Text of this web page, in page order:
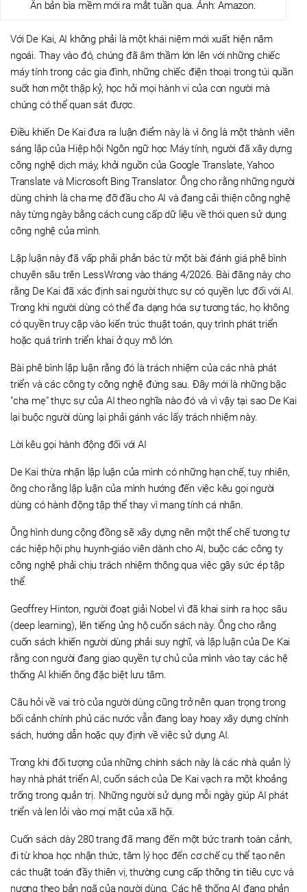
Ấn bản bìa mềm mới ra mắt tuần qua. Ảnh: Amazon.
Với De Kai, AI không phải là một khái niệm mới xuất hiện năm
ngoái. Thay vào đó, chúng đã âm thầm lớn lên với những chiếc
máy tính trong các gia đình, những chiếc điện thoại trong túi quần
suốt hơn một thập kỷ, học hỏi mọi hành vi của con người mà
chúng có thể quan sát được.
Điều khiến De Kai đưa ra luận điểm này là vì ông là một thành viên
sáng lập của Hiệp hội Ngôn ngữ học Máy tính, người đã xây dựng
công nghệ dịch máy, khởi nguồn của Google Translate, Yahoo
Translate và Microsoft Bing Translator. Ông cho rằng những người
dùng chính là cha mẹ đỡ đầu cho AI và đang cải thiện công nghệ
này từng ngày bằng cách cung cấp dữ liệu về thói quen sử dụng
công nghệ của mình.
Lập luận này đã vấp phải phản bác từ một bài đánh giá phê bình
chuyên sâu trên LessWrong vào tháng 4/2026. Bài đăng này cho
rằng De Kai đã xác định sai người thực sự có quyền lực đối với AI.
Trong khi người dùng có thể đa dạng hóa sự tương tác, họ không
có quyền truy cập vào kiến ​​trúc thuật toán, quy trình phát triển
hoặc quá trình triển khai ở quy mô lớn.
Bài phê bình lập luận rằng đó là trách nhiệm của các nhà phát
triển và các công ty công nghệ đứng sau. Đây mới là những bậc
"cha mẹ" thực sự của AI theo nghĩa nào đó và vì vậy tại sao De Kai
lại buộc người dùng lại phải gánh vác lấy trách nhiệm này.
Lời kêu gọi hành động đối với AI
De Kai thừa nhận lập luận của mình có những hạn chế, tuy nhiên,
ông cho rằng lập luận của mình hướng đến việc kêu gọi người
dùng có hành động tập thể thay vì mang tính cá nhân.
Ông hình dung cộng đồng sẽ xây dựng nên một thể chế tương tự
các hiệp hội phụ huynh-giáo viên dành cho AI, buộc các công ty
công nghệ phải chịu trách nhiệm thông qua việc gây sức ép tập
thể.
Geoffrey Hinton, người đoạt giải Nobel vì đã khai sinh ra học sâu
(deep learning), lên tiếng ủng hộ cuốn sách này. Ông cho rằng
cuốn sách khiến người dùng phải suy nghĩ, và lập luận của De Kai
rằng con người đang giao quyền tự chủ của mình vào tay các hệ
thống AI khiến ông đặc biệt lưu tâm.
Câu hỏi về vai trò của người dùng cũng trở nên quan trọng trong
bối cảnh chính phủ các nước vẫn đang loay hoay xây dựng chính
sách, hướng dẫn hoặc quy định về việc sử dụng AI.
Trong khi đối tượng của những chính sách này là các nhà quản lý
hay nhà phát triển AI, cuốn sách của De Kai vạch ra một khoảng
trống trong quản trị. Những người sử dụng mỗi ngày giúp AI phát
triển và len lỏi vào mọi mặt của xã hội.
Cuốn sách dày 280 trang đã mang đến một bức tranh toàn cảnh,
đi từ khoa học nhận thức, tâm lý học đến cơ chế cụ thể tạo nên
các thuật toán đầy thiên vị, thường cung cấp thông tin tiêu cực và
nương theo bản ngã của người dùng. Các hệ thống AI đang phản